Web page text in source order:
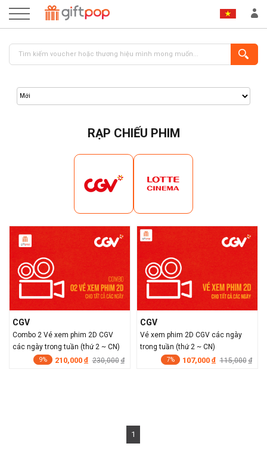
RẠP CHIẾU PHIM
CGV
Combo 2 Vé xem phim 2D CGV
các ngày trong tuần (thứ 2 ~ CN)
9% 210,000 đ 230,000 đ
CGV
Vé xem phim 2D CGV các ngày
trong tuần (thứ 2 ~ CN)
7% 107,000 đ 115,000 đ
1